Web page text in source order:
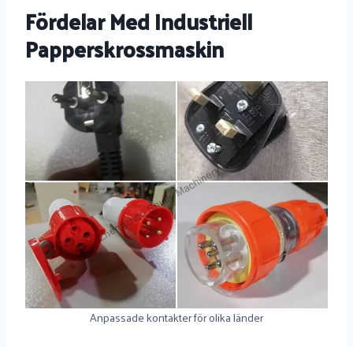
Fördelar Med Industriell
Papperskrossmaskin
Anpassade kontakter för olika länder